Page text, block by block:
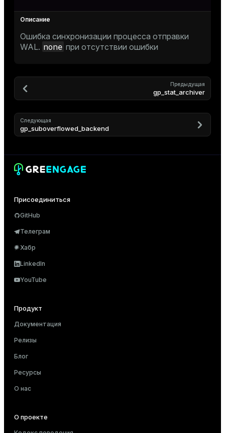
Ошибка синхронизации процесса отправки
WAL. none при отсутствии ошибки
Предыдущая
gp_stat_archiver
Следующая
gp_suboverflowed_backend
Присоединиться
GitHub
Телеграм
Хабр
LinkedIn
YouTube
Продукт
Документация
Релизы
Блог
Ресурсы
О нас
О проекте